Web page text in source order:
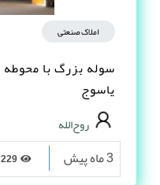
املاک صنعتی
سوله بزرگ با محوطه
یاسوج
روح‌الله
3 ماه پیش